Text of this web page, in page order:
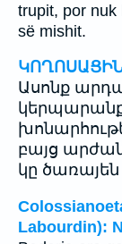
trupit, por nuk
së mishit.
Ասոնք
կերպարանք
բայց
կը ծառայեն
Labourdin):